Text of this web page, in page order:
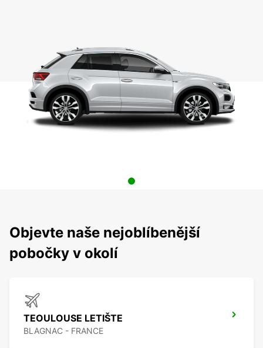
Objevte naše nejoblíbenější
pobočky v okolí
TEOULOUSE LETIŠTE
BLAGNAC - FRANCE